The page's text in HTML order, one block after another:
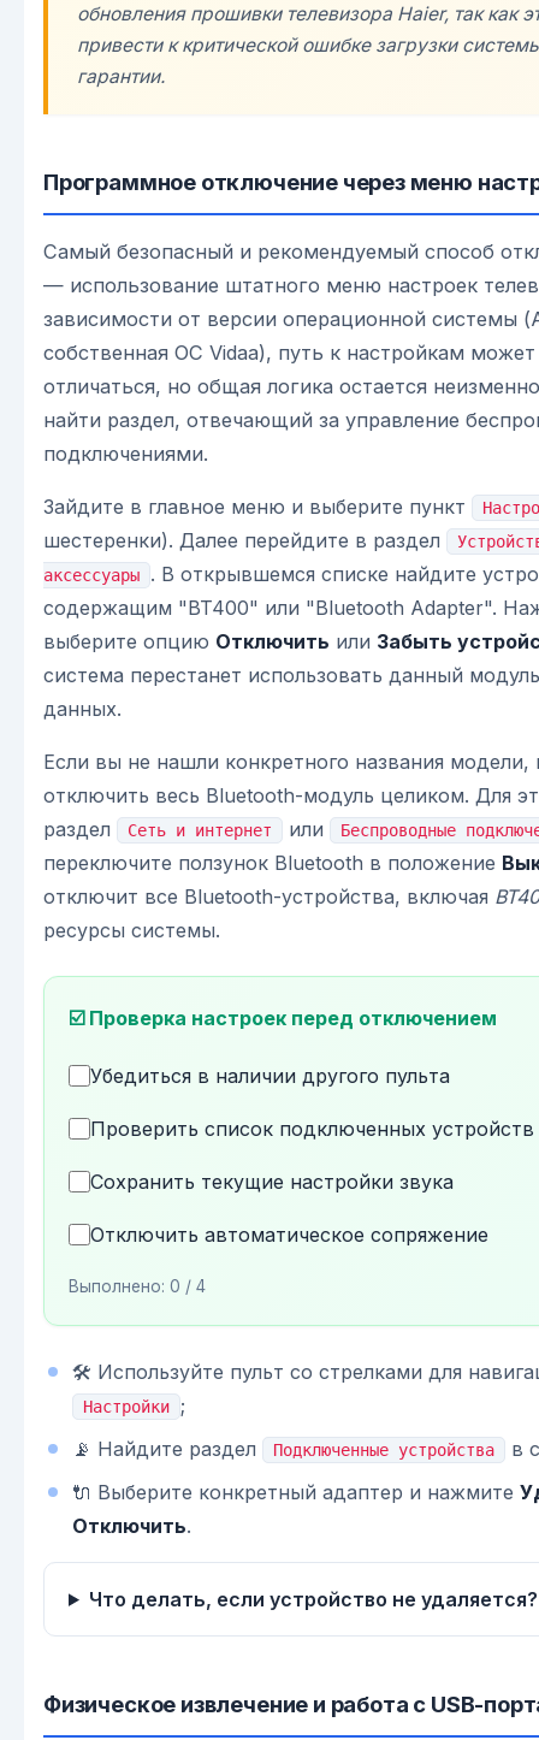
обновления прошивки телевизора Haier, так как
привести к критической ошибке загрузки
гарантии.
Программное отключение через меню
Самый безопасный и рекомендуемый способ
— использование штатного меню настроек
зависимости от версии операционной системы
собственная ОС Vidaa), путь к настройкам может
отличаться, но общая логика остается
найти раздел, отвечающий за управление
подключениями.
Зайдите в главное меню и выберите пункт
шестеренки). Далее перейдите в раздел
аксессуары
. В открывшемся списке найдите
содержащим "BT400" или "Bluetooth Adapter".
выберите опцию Отключить или Забыть
система перестанет использовать данный
данных.
Если вы не нашли конкретного названия модели,
отключить весь Bluetooth-модуль целиком. Для
раздел
Сеть и интернет или Беспроводные
переключите ползунок Bluetooth в положение
отключит все Bluetooth-устройства, включая
ресурсы системы.
☑️ Проверка настроек перед отключением
Убедиться в наличии другого пульта
Проверить список подключенных устройств
Сохранить текущие настройки звука
Отключить автоматическое сопряжение
Выполнено: 0 / 4
🛠 Используйте пульт со стрелками для
Настройки
;
📡 Найдите раздел
Подключенные устройства
в
🔌 Выберите конкретный адаптер и нажмите
Отключить.
Что делать, если устройство не удаляется?
Физическое извлечение и работа с USB-